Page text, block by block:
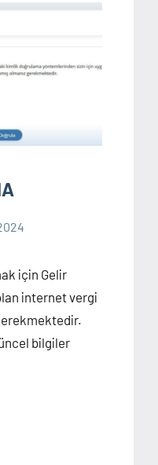
için Gelir
internet vergi
bilgiler